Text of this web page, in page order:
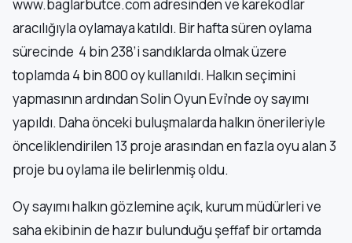
www.baglarbutce.com adresinden ve karekodlar
aracılığıyla oylamaya katıldı. Bir hafta süren oylama
sürecinde 4 bin 238’i sandıklarda olmak üzere
toplamda 4 bin 800 oy kullanıldı. Halkın seçimini
yapmasının ardından Solin Oyun Evi’nde oy sayımı
yapıldı. Daha önceki buluşmalarda halkın önerileriyle
önceliklendirilen 13 proje arasından en fazla oyu alan 3
proje bu oylama ile belirlenmiş oldu.
Oy sayımı halkın gözlemine açık, kurum müdürleri ve
saha ekibinin de hazır bulunduğu şeffaf bir ortamda